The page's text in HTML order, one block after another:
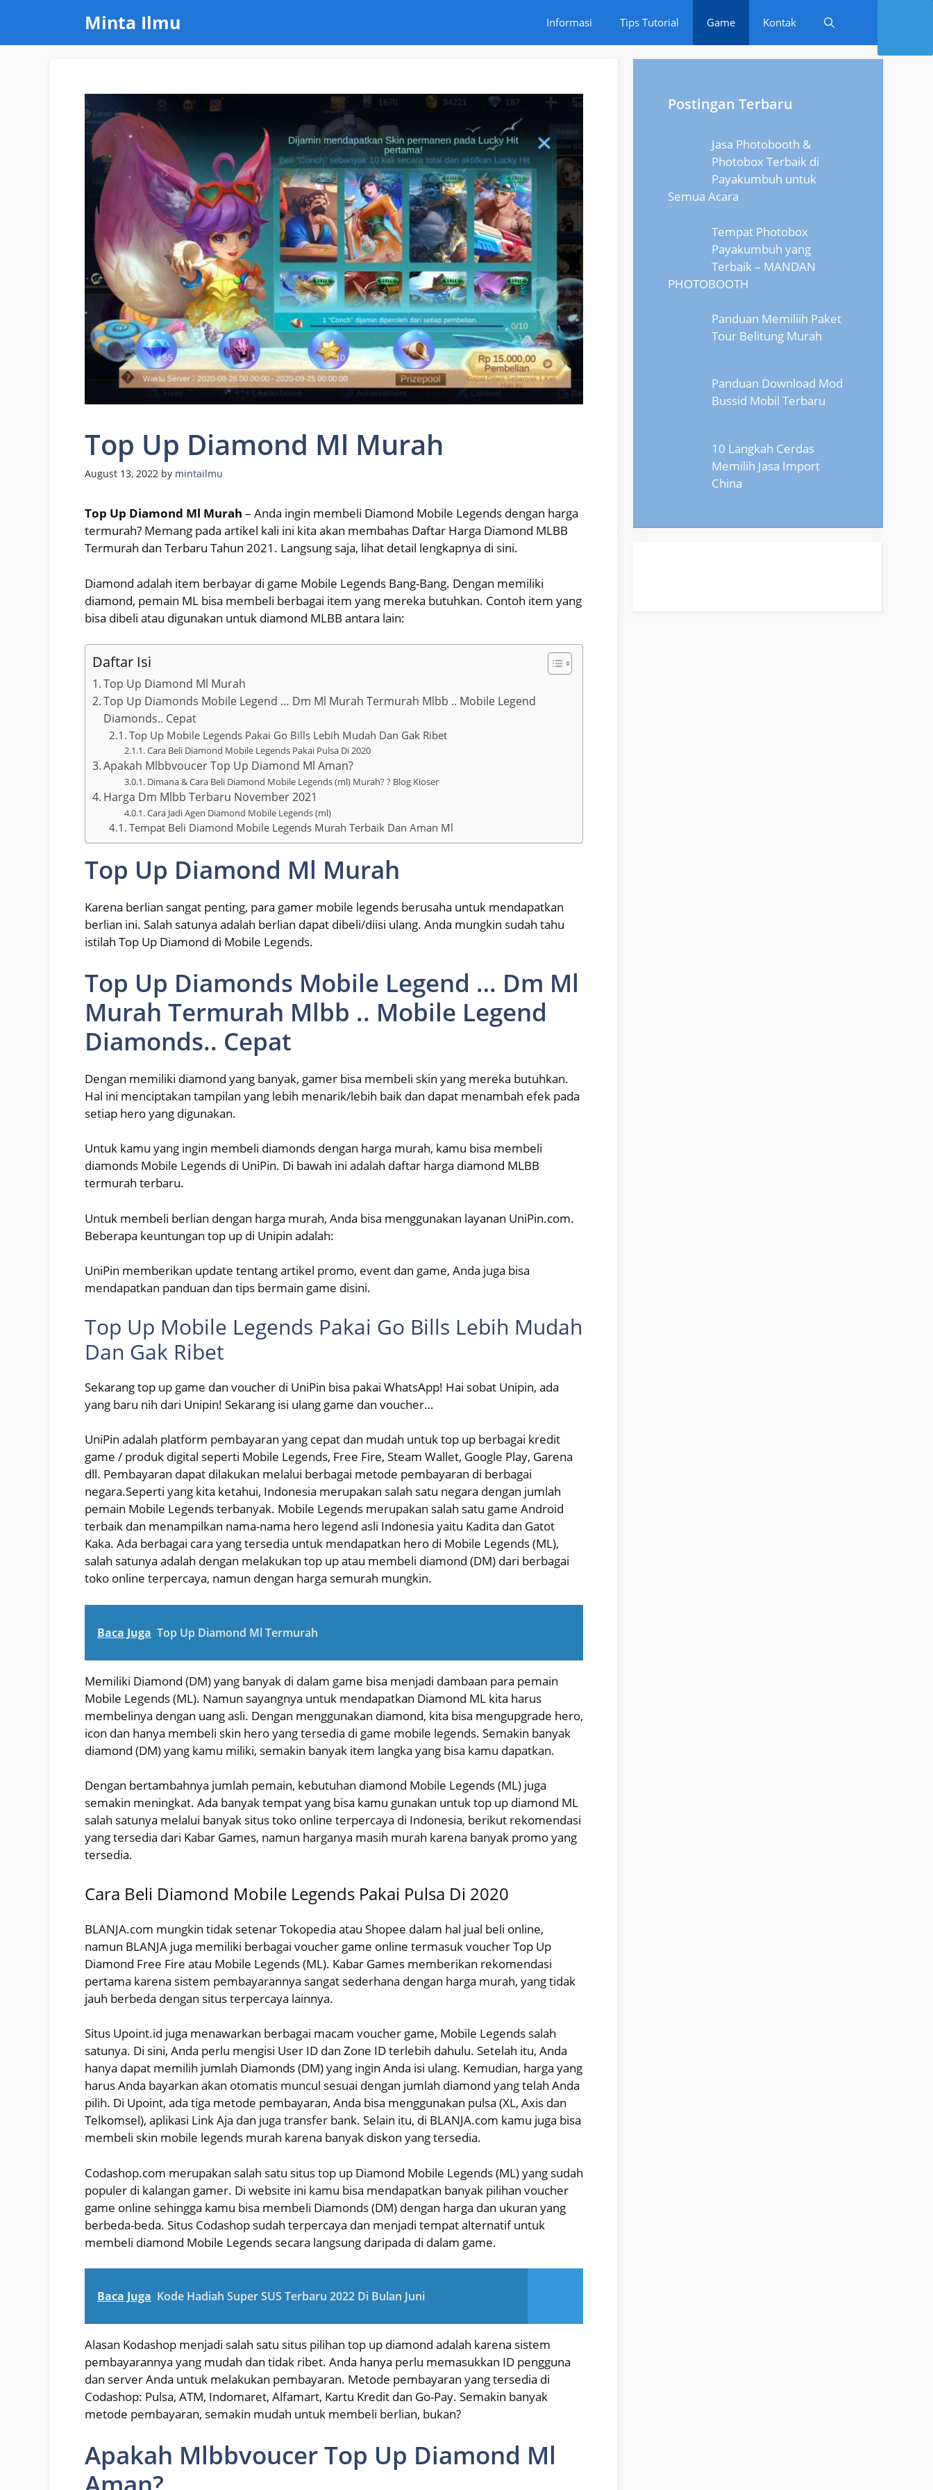
content
Minta Ilmu Informasi Tips Tutorial Game Kontak
Top Up Diamond Ml Murah
August 13, 2022 by mintailmu
Top Up Diamond Ml Murah – Anda ingin membeli Diamond Mobile Legends dengan harga
termurah? Memang pada artikel kali ini kita akan membahas Daftar Harga Diamond MLBB
Termurah dan Terbaru Tahun 2021. Langsung saja, lihat detail lengkapnya di sini.
Diamond adalah item berbayar di game Mobile Legends Bang-Bang. Dengan memiliki
diamond, pemain ML bisa membeli berbagai item yang mereka butuhkan. Contoh item yang
bisa dibeli atau digunakan untuk diamond MLBB antara lain:
Daftar Isi
Top Up Diamond Ml Murah
Top Up Diamonds Mobile Legend … Dm Ml Murah Termurah Mlbb .. Mobile Legend
Diamonds.. Cepat
Top Up Mobile Legends Pakai Go Bills Lebih Mudah Dan Gak Ribet
Cara Beli Diamond Mobile Legends Pakai Pulsa Di 2020
Apakah Mlbbvoucer Top Up Diamond Ml Aman?
Dimana & Cara Beli Diamond Mobile Legends (ml) Murah? ? Blog Kioser
Harga Dm Mlbb Terbaru November 2021
Cara Jadi Agen Diamond Mobile Legends (ml)
Tempat Beli Diamond Mobile Legends Murah Terbaik Dan Aman Ml
Top Up Diamond Ml Murah
Karena berlian sangat penting, para gamer mobile legends berusaha untuk mendapatkan
berlian ini. Salah satunya adalah berlian dapat dibeli/diisi ulang. Anda mungkin sudah tahu
istilah Top Up Diamond di Mobile Legends.
Top Up Diamonds Mobile Legend … Dm Ml
Murah Termurah Mlbb .. Mobile Legend
Diamonds.. Cepat
Dengan memiliki diamond yang banyak, gamer bisa membeli skin yang mereka butuhkan.
Hal ini menciptakan tampilan yang lebih menarik/lebih baik dan dapat menambah efek pada
setiap hero yang digunakan.
Untuk kamu yang ingin membeli diamonds dengan harga murah, kamu bisa membeli
diamonds Mobile Legends di UniPin. Di bawah ini adalah daftar harga diamond MLBB
termurah terbaru.
Untuk membeli berlian dengan harga murah, Anda bisa menggunakan layanan UniPin.com.
Beberapa keuntungan top up di Unipin adalah:
UniPin memberikan update tentang artikel promo, event dan game, Anda juga bisa
mendapatkan panduan dan tips bermain game disini.
Top Up Mobile Legends Pakai Go Bills Lebih Mudah
Dan Gak Ribet
Sekarang top up game dan voucher di UniPin bisa pakai WhatsApp! Hai sobat Unipin, ada
yang baru nih dari Unipin! Sekarang isi ulang game dan voucher…
UniPin adalah platform pembayaran yang cepat dan mudah untuk top up berbagai kredit
game / produk digital seperti Mobile Legends, Free Fire, Steam Wallet, Google Play, Garena
dll. Pembayaran dapat dilakukan melalui berbagai metode pembayaran di berbagai
negara.Seperti yang kita ketahui, Indonesia merupakan salah satu negara dengan jumlah
pemain Mobile Legends terbanyak. Mobile Legends merupakan salah satu game Android
terbaik dan menampilkan nama-nama hero legend asli Indonesia yaitu Kadita dan Gatot
Kaka. Ada berbagai cara yang tersedia untuk mendapatkan hero di Mobile Legends (ML),
salah satunya adalah dengan melakukan top up atau membeli diamond (DM) dari berbagai
toko online terpercaya, namun dengan harga semurah mungkin.
Baca Juga Top Up Diamond Ml Termurah
Memiliki Diamond (DM) yang banyak di dalam game bisa menjadi dambaan para pemain
Mobile Legends (ML). Namun sayangnya untuk mendapatkan Diamond ML kita harus
membelinya dengan uang asli. Dengan menggunakan diamond, kita bisa mengupgrade hero,
icon dan hanya membeli skin hero yang tersedia di game mobile legends. Semakin banyak
diamond (DM) yang kamu miliki, semakin banyak item langka yang bisa kamu dapatkan.
Dengan bertambahnya jumlah pemain, kebutuhan diamond Mobile Legends (ML) juga
semakin meningkat. Ada banyak tempat yang bisa kamu gunakan untuk top up diamond ML
salah satunya melalui banyak situs toko online terpercaya di Indonesia, berikut rekomendasi
yang tersedia dari Kabar Games, namun harganya masih murah karena banyak promo yang
tersedia.
Cara Beli Diamond Mobile Legends Pakai Pulsa Di 2020
BLANJA.com mungkin tidak setenar Tokopedia atau Shopee dalam hal jual beli online,
namun BLANJA juga memiliki berbagai voucher game online termasuk voucher Top Up
Diamond Free Fire atau Mobile Legends (ML). Kabar Games memberikan rekomendasi
pertama karena sistem pembayarannya sangat sederhana dengan harga murah, yang tidak
jauh berbeda dengan situs terpercaya lainnya.
Situs Upoint.id juga menawarkan berbagai macam voucher game, Mobile Legends salah
satunya. Di sini, Anda perlu mengisi User ID dan Zone ID terlebih dahulu. Setelah itu, Anda
hanya dapat memilih jumlah Diamonds (DM) yang ingin Anda isi ulang. Kemudian, harga yang
harus Anda bayarkan akan otomatis muncul sesuai dengan jumlah diamond yang telah Anda
pilih. Di Upoint, ada tiga metode pembayaran, Anda bisa menggunakan pulsa (XL, Axis dan
Telkomsel), aplikasi Link Aja dan juga transfer bank. Selain itu, di BLANJA.com kamu juga bisa
membeli skin mobile legends murah karena banyak diskon yang tersedia.
Codashop.com merupakan salah satu situs top up Diamond Mobile Legends (ML) yang sudah
populer di kalangan gamer. Di website ini kamu bisa mendapatkan banyak pilihan voucher
game online sehingga kamu bisa membeli Diamonds (DM) dengan harga dan ukuran yang
berbeda-beda. Situs Codashop sudah terpercaya dan menjadi tempat alternatif untuk
membeli diamond Mobile Legends secara langsung daripada di dalam game.
Baca Juga Kode Hadiah Super SUS Terbaru 2022 Di Bulan Juni
Alasan Kodashop menjadi salah satu situs pilihan top up diamond adalah karena sistem
pembayarannya yang mudah dan tidak ribet. Anda hanya perlu memasukkan ID pengguna
dan server Anda untuk melakukan pembayaran. Metode pembayaran yang tersedia di
Codashop: Pulsa, ATM, Indomaret, Alfamart, Kartu Kredit dan Go-Pay. Semakin banyak
metode pembayaran, semakin mudah untuk membeli berlian, bukan?
Apakah Mlbbvoucer Top Up Diamond Ml
Postingan Terbaru
Jasa Photobooth &
Photobox Terbaik di
Payakumbuh untuk
Semua Acara
Tempat Photobox
Payakumbuh yang
Terbaik – MANDAN
PHOTOBOOTH
Panduan Memiliih Paket
Tour Belitung Murah
Panduan Download Mod
Bussid Mobil Terbaru
10 Langkah Cerdas
Memilih Jasa Import
China